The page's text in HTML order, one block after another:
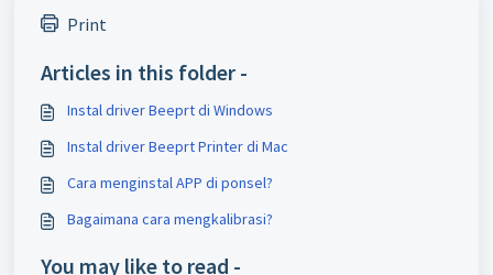
Print
Articles in this folder -
Instal driver Beeprt di Windows
Instal driver Beeprt Printer di Mac
Cara menginstal APP di ponsel?
Bagaimana cara mengkalibrasi?
You may like to read -